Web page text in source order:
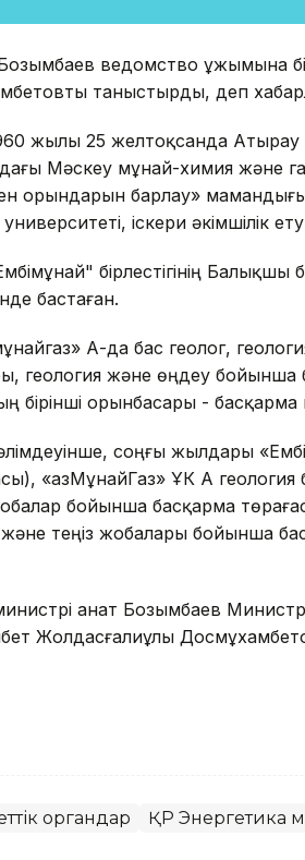
Бозымбаев ведомство ұжымына
таныстырды, деп
жылы 25 желтоқсанда Атырау
Мәскеу мұнай-химия және
орындарын барлау» мамандығы
іскери әкімшілік
бірлестігінің Балықшы
бастаған.
АҚ-да бас геолог,
геология және өңдеу бойынша
бірінші орынбасары - басқарма
соңғы жылдары
«ҚазМұнайГаз» ҰК АҚ
бойынша басқарма
теңіз жобалары бойынша
Қанат Бозымбаев
Жолдасғалиұлы
органдар ҚР Энергетика